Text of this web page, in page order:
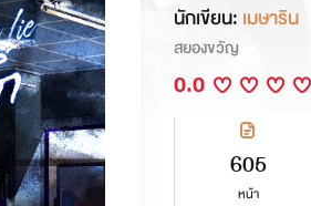
นักเขียน: เมษาริน
สยองขวัญ
0.0
605
หน้า